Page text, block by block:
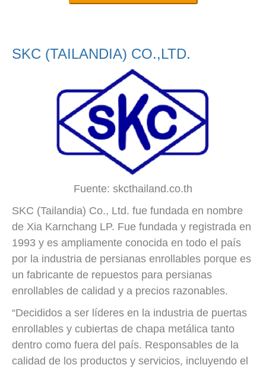
SKC (TAILANDIA) CO.,LTD.
Fuente: skcthailand.co.th
SKC (Tailandia) Co., Ltd. fue fundada en nombre
de Xia Karnchang LP. Fue fundada y registrada en
1993 y es ampliamente conocida en todo el país
por la industria de persianas enrollables porque es
un fabricante de repuestos para persianas
enrollables de calidad y a precios razonables.
“Decididos a ser líderes en la industria de puertas
enrollables y cubiertas de chapa metálica tanto
dentro como fuera del país. Responsables de la
calidad de los productos y servicios, incluyendo el